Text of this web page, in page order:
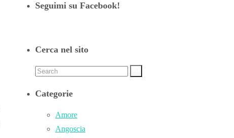
Seguimi su Facebook!
Cerca nel sito
Categorie
Amore
Angoscia